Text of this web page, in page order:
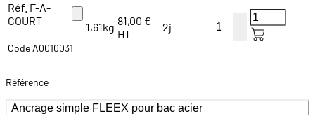
Réf. F-A-
COURT
Code A0010031
1,61kg 81,00 €
HT
2j
Référence
Ancrage simple FLEEX pour bac acier